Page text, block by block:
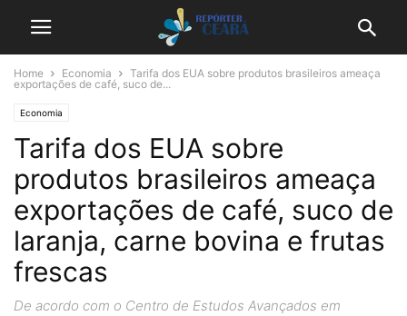
Home Economia
Tarifa dos EUA sobre produtos brasileiros ameaça
exportações de café, suco de...
Economia
Tarifa dos EUA sobre
produtos brasileiros ameaça
exportações de café, suco de
laranja, carne bovina e frutas
frescas
De acordo com o Centro de Estudos Avançados em